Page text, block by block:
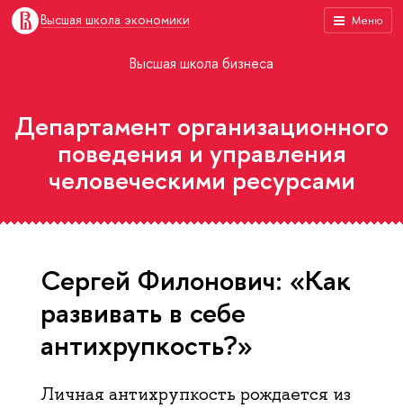
Меню
Высшая школа экономики
Высшая школа бизнеса
Департамент организационного
поведения и управления
человеческими ресурсами
Сергей Филонович: «Как
развивать в себе
антихрупкость?»
Личная антихрупкость рождается из